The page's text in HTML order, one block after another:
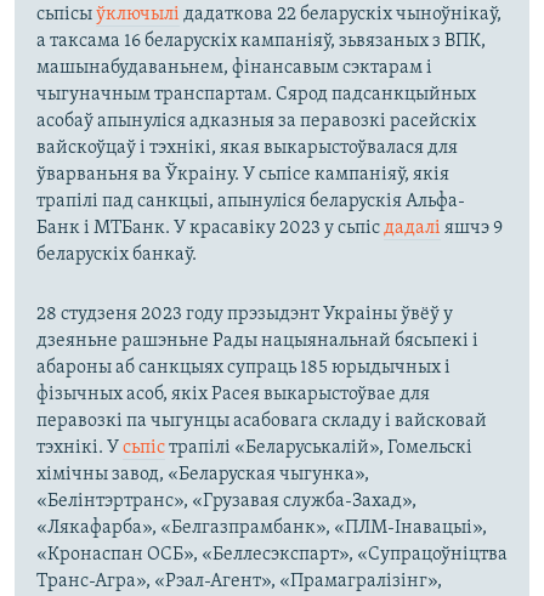
сьпісыўключылі дадаткова 22 беларускіх чыноўнікаў,
а таксама 16 беларускіх кампаніяў, зьвязаных з ВПК,
машынабудаваньнем, фінансавым сэктарам і
чыгуначным транспартам. Сярод падсанкцыйных
асобаў апынуліся адказныя за перавозкі расейскіх
вайскоўцаў і тэхнікі, якая выкарыстоўвалася для
ўварваньня ва Ўкраіну. У сьпісе кампаніяў, якія
трапілі пад санкцыі, апынуліся беларускія Альфа-
Банк і МТБанк. У красавіку 2023 у сьпісдадалі яшчэ 9
беларускіх банкаў.
28 студзеня 2023 году прэзыдэнт Украіны ўвёў у
дзеяньне рашэньне Рады нацыянальнай бясьпекі і
абароны аб санкцыях супраць 185 юрыдычных і
фізычных асоб, якіх Расея выкарыстоўвае для
перавозкі па чыгунцы асабовага складу і вайсковай
тэхнікі. У сьпістрапілі «Беларуськалій», Гомельскі
хімічны завод, «Беларуская чыгунка»,
«Белінтэртранс», «Грузавая служба-Захад»,
«Лякафарба», «Белгазпрамбанк», «ПЛМ-Інавацыі»,
«Кронаспан ОСБ», «Беллесэкспарт», «Супрацоўніцтва
Транс-Агра», «Рэал-Агент», «Прамагралізінг»,